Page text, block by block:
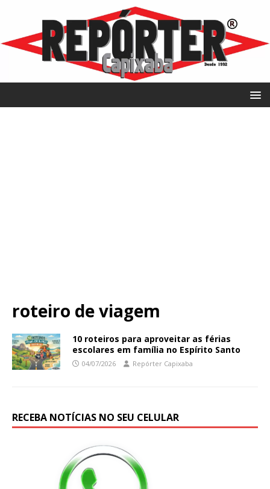
roteiro de viagem
10 roteiros para aproveitar as férias
escolares em família no Espírito Santo
04/07/2026 Repórter Capixaba
RECEBA NOTÍCIAS NO SEU CELULAR